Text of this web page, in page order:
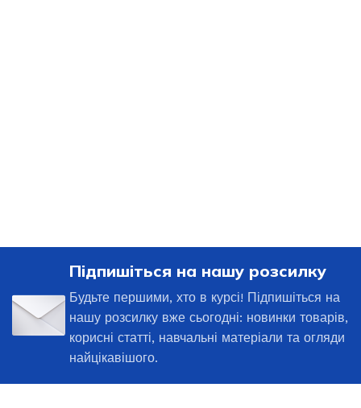
Підпишіться на нашу розсилку
Будьте першими, хто в курсі! Підпишіться на
нашу розсилку вже сьогодні: новинки товарів,
корисні статті, навчальні матеріали та огляди
найцікавішого.